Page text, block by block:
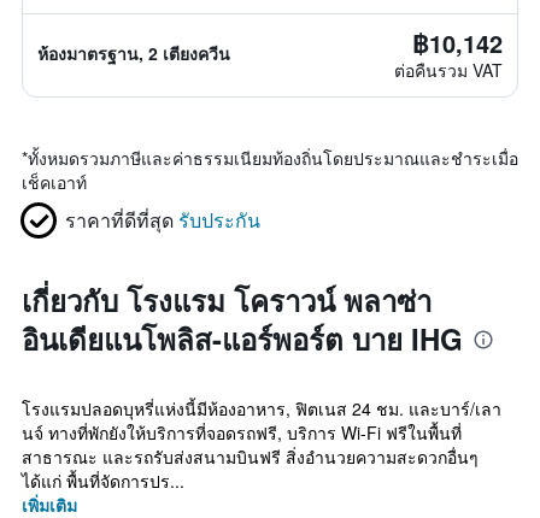
ห้องมาตรฐาน, 2 เตียงควีน ฿10,142
ต่อคืนรวม VAT
*ทั้งหมดรวมภาษีและค่าธรรมเนียมท้องถิ่นโดยประมาณและชำระเมื่อ
เช็คเอาท์
ราคาที่ดีที่สุด รับประกัน
เกี่ยวกับ โรงแรม โคราวน์ พลาซ่า
อินเดียแนโพลิส-แอร์พอร์ต บาย IHG
โรงแรมปลอดบุหรี่แห่งนี้มีห้องอาหาร, ฟิตเนส 24 ชม. และบาร์/เลา
นจ์ ทางที่พักยังให้บริการที่จอดรถฟรี, บริการ Wi-Fi ฟรีในพื้นที่
สาธารณะ และรถรับส่งสนามบินฟรี สิ่งอำนวยความสะดวกอื่นๆ
ได้แก่ พื้นที่จัดการปร...
เพิ่มเติม